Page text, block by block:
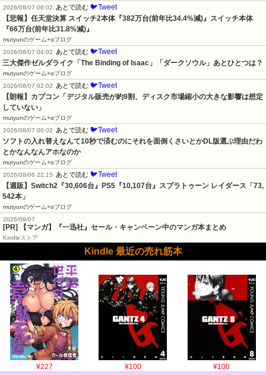
2026/08/07 06:02
あとで読む 🐦Tweet
【悲報】任天堂決算 スイッチ2本体『382万台(前年比34.4%減)』スイッチ本体
『66万台(前年比31.8%減)』
mutyunのゲーム+αブログ
2026/08/07 04:02
あとで読む 🐦Tweet
三大傑作ゼルダライク「The Binding of Isaac」「ダークソウル」あとひとつは？
mutyunのゲーム+αブログ
2026/08/07 02:02
あとで読む 🐦Tweet
【朗報】カプコン「デジタル販売が約9割、ディスク市場縮小の大きな影響は想定
していない」
mutyunのゲーム+αブログ
2026/08/07 00:02
あとで読む 🐦Tweet
ソフトの入れ替えなんて10秒で済むのにそれを面倒くさいとかDL版選ぶ理由だわ
とかなんなんアホなのか
mutyunのゲーム+αブログ
2026/08/06 22:15
あとで読む 🐦Tweet
【週販】Switch2『30,606台』PS5『10,107台』スプラトゥーン レイダース「73,
542本」
mutyunのゲーム+αブログ
2026/08/07
[PR] 【マンガ】『一迅社』セール・キャンペーン中のマンガ本まとめ
Kindleストア
Kindle 最近の売れ筋本
¥227 ¥100 ¥100